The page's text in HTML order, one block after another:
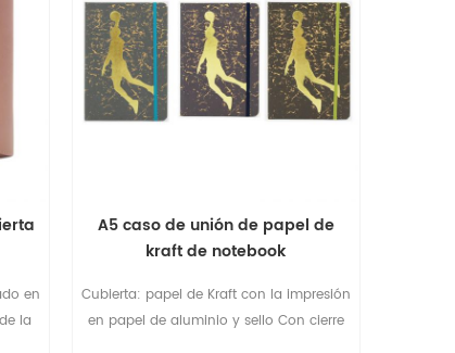
en
la
A5 caso de unión de papel de
kraft de notebook
Cubierta: papel de Kraft con la impresión
en papel de aluminio y sello Con cierre